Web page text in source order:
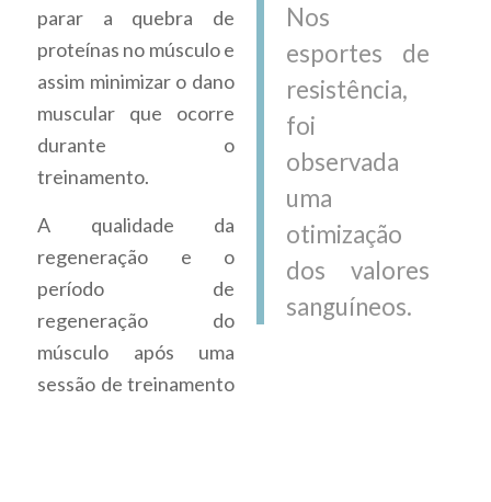
parar a quebra de
proteínas no músculo e
assim minimizar o dano
muscular que ocorre
durante o
treinamento.
A qualidade da
regeneração e o
período de
regeneração do
músculo após uma
sessão de treinamento
Nos
esportes de
resistência,
foi
observada
uma
otimização
dos valores
sanguíneos.